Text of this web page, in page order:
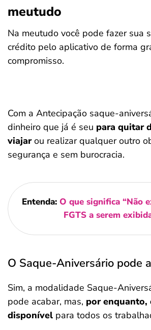
meutudo
Na meutudo você pode fazer sua
crédito pelo aplicativo de forma
compromisso.
Com a Antecipação saque-
dinheiro que já é seu para quitar
viajarou realizar qualquer outro
segurança e sem burocracia.
Entenda: O que significa “Não
FGTS a serem
O Saque-Aniversário pode
Sim, a modalidade Saque-
pode acabar, mas, por enquanto,
disponível para todos os